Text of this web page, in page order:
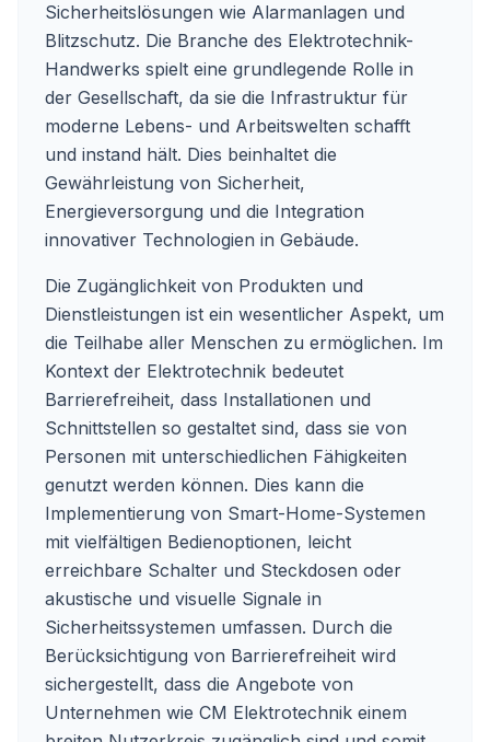
Sicherheitslösungen wie Alarmanlagen und
Blitzschutz. Die Branche des Elektrotechnik-
Handwerks spielt eine grundlegende Rolle in
der Gesellschaft, da sie die Infrastruktur für
moderne Lebens- und Arbeitswelten schafft
und instand hält. Dies beinhaltet die
Gewährleistung von Sicherheit,
Energieversorgung und die Integration
innovativer Technologien in Gebäude.
Die Zugänglichkeit von Produkten und
Dienstleistungen ist ein wesentlicher Aspekt, um
die Teilhabe aller Menschen zu ermöglichen. Im
Kontext der Elektrotechnik bedeutet
Barrierefreiheit, dass Installationen und
Schnittstellen so gestaltet sind, dass sie von
Personen mit unterschiedlichen Fähigkeiten
genutzt werden können. Dies kann die
Implementierung von Smart-Home-Systemen
mit vielfältigen Bedienoptionen, leicht
erreichbare Schalter und Steckdosen oder
akustische und visuelle Signale in
Sicherheitssystemen umfassen. Durch die
Berücksichtigung von Barrierefreiheit wird
sichergestellt, dass die Angebote von
Unternehmen wie CM Elektrotechnik einem